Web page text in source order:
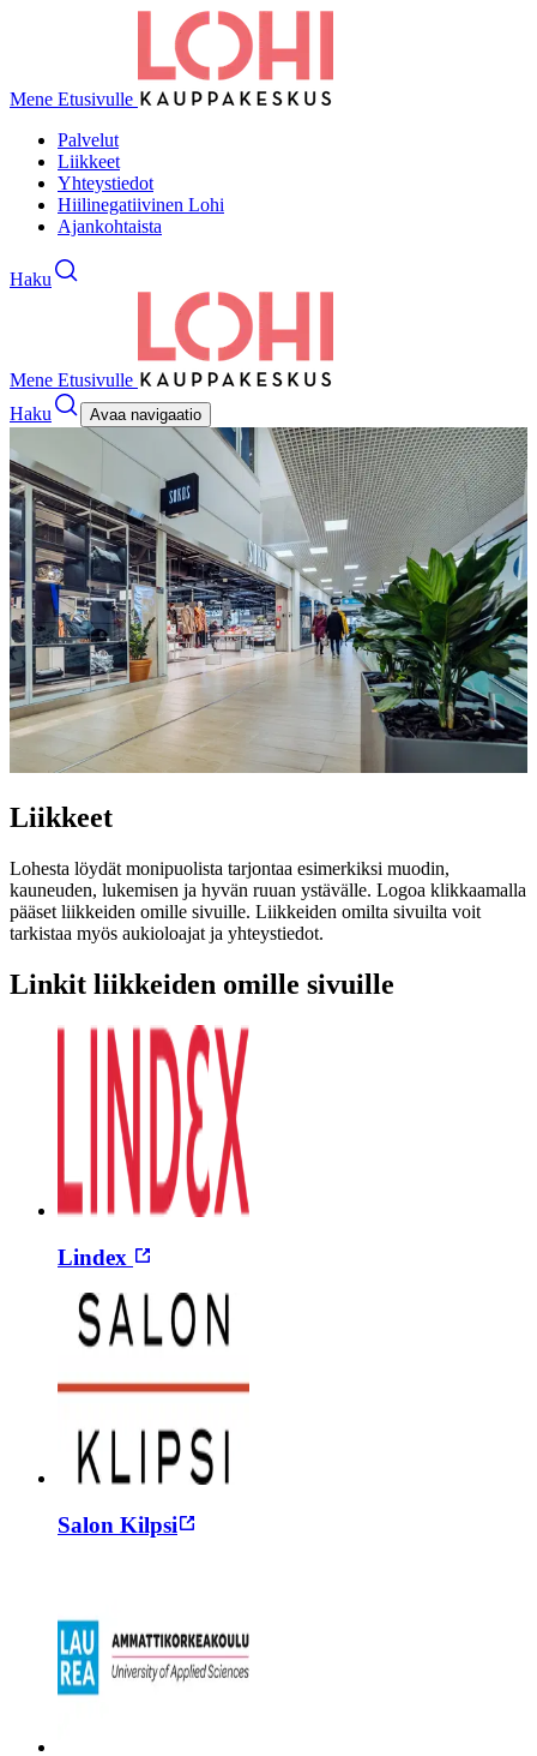
Mene Etusivulle
Palvelut
Liikkeet
Yhteystiedot
Hiilinegatiivinen Lohi
Ajankohtaista
Haku
Mene Etusivulle
Haku
Avaa navigaatio
Liikkeet
Lohesta löydät monipuolista tarjontaa esimerkiksi muodin,
kauneuden, lukemisen ja hyvän ruuan ystävälle. Logoa klikkaamalla
pääset liikkeiden omille sivuille. Liikkeiden omilta sivuilta voit
tarkistaa myös aukioloajat ja yhteystiedot.
Linkit liikkeiden omille sivuille
Lindex
Salon Kilpsi